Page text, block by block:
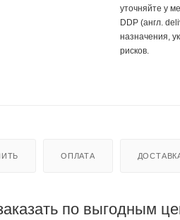
уточняйте у
DDP (англ.
назначения,
рисков.
ОПЛАТА
по выгодным